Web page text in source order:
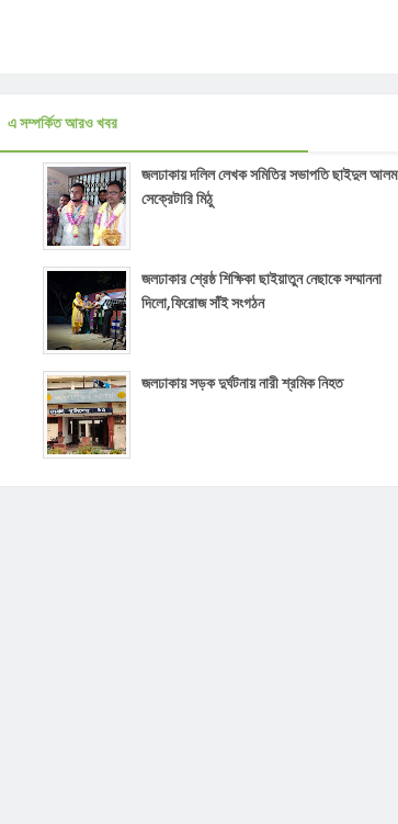
এ সম্পর্কিত আরও খবর
জলঢাকায় দলিল লেখক সমিতির সভাপতি ছাইদুল আলম
সেক্রেটারি মিঠু
জলঢাকার শ্রেষ্ঠ শিক্ষিকা ছাইয়াতুন নেছাকে সম্মাননা
দিলো,ফিরোজ সাঁই সংগঠন
জলঢাকায় সড়ক দুর্ঘটনায় নারী শ্রমিক নিহত